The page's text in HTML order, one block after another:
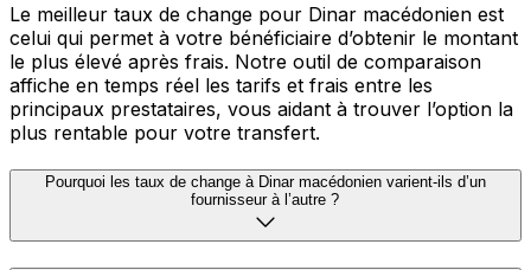
Le meilleur taux de change pour Dinar macédonien est
celui qui permet à votre bénéficiaire d’obtenir le montant
le plus élevé après frais. Notre outil de comparaison
affiche en temps réel les tarifs et frais entre les
principaux prestataires, vous aidant à trouver l’option la
plus rentable pour votre transfert.
Pourquoi les taux de change à Dinar macédonien varient-ils d’un
fournisseur à l’autre ?